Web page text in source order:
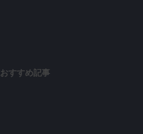
おすすめ記事